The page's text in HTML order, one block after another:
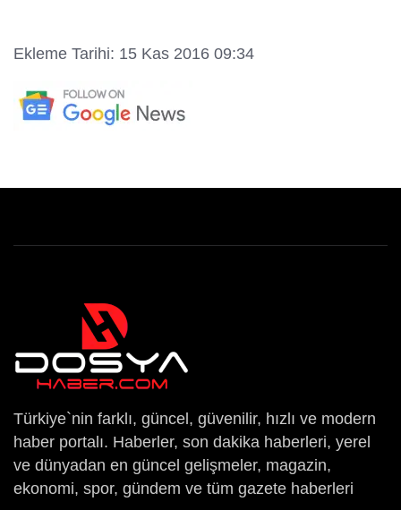
Ekleme Tarihi: 15 Kas 2016 09:34
Türkiye`nin farklı, güncel, güvenilir, hızlı ve modern
haber portalı. Haberler, son dakika haberleri, yerel
ve dünyadan en güncel gelişmeler, magazin,
ekonomi, spor, gündem ve tüm gazete haberleri